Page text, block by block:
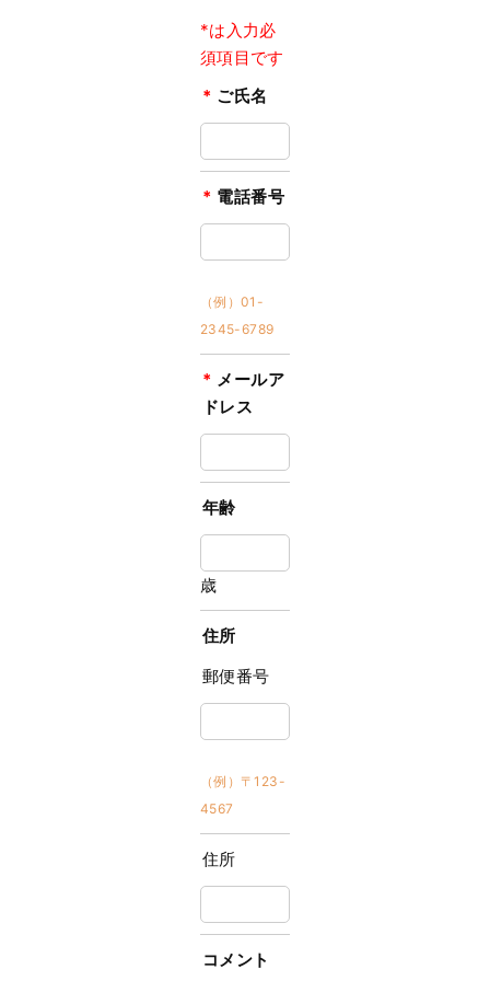
*は入力必
須項目です
* ご氏名
* 電話番号
（例）01-
2345-6789
* メールア
ドレス
年齢
歳
住所
郵便番号
（例）〒123-
4567
住所
コメント